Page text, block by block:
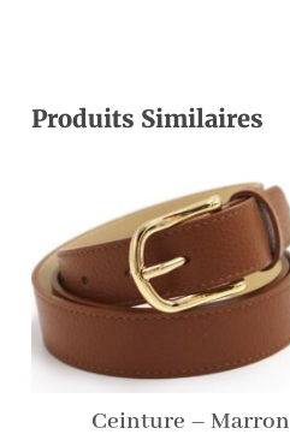
Produits Similaires
Ceinture – Marron